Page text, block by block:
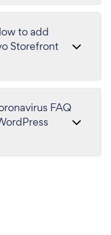
to add
Storefront
FAQ